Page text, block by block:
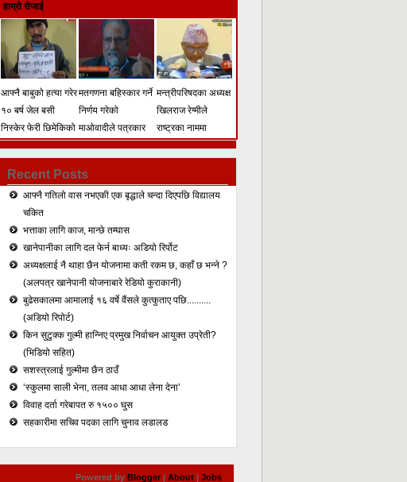
Tough Talk
हाम्रो रोजाई
आफ्नै बाबुको हत्या गरेर
१० बर्ष जेल बसी
निस्केर फेरी छिमेकिको
मतगणना बहिस्कार गर्ने
निर्णय गरेको
माओवादीले पत्रकार
मन्त्रीपरिषदका अध्यक्ष
खिलराज रेग्मीले
राष्ट्रका नाममा
Recent Posts
आफ्नै गतिलो वास नभएकी एक बृद्धाले चन्दा दिएपछि विद्यालय
चकित
भत्ताका लागि काज, मान्छे तम्घास
खानेपानीका लागि दल फेर्न बाध्यः अडियो रिर्पोट
अध्यक्षलाई नै थाहा छैन योजनामा कती रकम छ, कहाँ छ भन्ने ?
(अलपत्र खानेपानी योजनाबारे रेडियो कुराकानी)
बुढेसकालमा आमालाई १६ वर्षे वैंसले कुत्कुताए पछि..........
(अडियो रिपोर्ट)
किन सुटुक्क गुल्मी हान्निए प्रमुख निर्वाचन आयुक्त उप्रेती?
(भिडियो सहित)
सशस्त्रलाई गुल्मीमा छैन ठाउँ
‘स्कुलमा साली भेना, तलव आधा आधा लेना देना’
विवाह दर्ता गरेबापत रु १५०० घुस
सहकारीमा सचिव पदका लागि चुनाव लडालड
Powered by Blogger | About | Jobs